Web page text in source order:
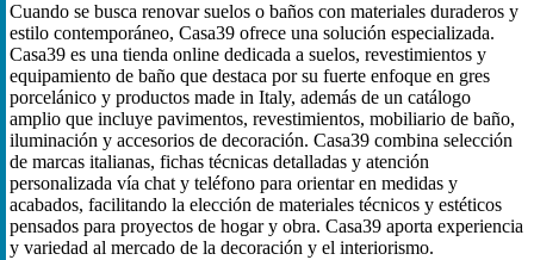
Cuando se busca renovar suelos o baños con materiales duraderos y
estilo contemporáneo, Casa39 ofrece una solución especializada.
Casa39 es una tienda online dedicada a suelos, revestimientos y
equipamiento de baño que destaca por su fuerte enfoque en gres
porcelánico y productos made in Italy, además de un catálogo
amplio que incluye pavimentos, revestimientos, mobiliario de baño,
iluminación y accesorios de decoración. Casa39 combina selección
de marcas italianas, fichas técnicas detalladas y atención
personalizada vía chat y teléfono para orientar en medidas y
acabados, facilitando la elección de materiales técnicos y estéticos
pensados para proyectos de hogar y obra. Casa39 aporta experiencia
y variedad al mercado de la decoración y el interiorismo.